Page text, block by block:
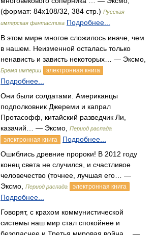
(формат: 84x108/32, 384 стр.) Русская
имперская фантастика Подробнее...
В этом мире многое сложилось иначе, чем
в нашем. Неизменной осталась только
ненависть и зависть некоторых… — Эксмо,
Бремя империи электронная книга
Подробнее...
Они были солдатами. Американцы
подполковник Джереми и капрал
Протасофф, китайский разведчик Ли,
казачий… — Эксмо,
Период распада
электронная книга
Подробнее...
Ошиблись древние пророки! В 2012 году
конец света не случился, и счастливое
человечество (точнее, лучшая его… —
Эксмо,
Период распада электронная книга
Подробнее...
Говорят, с крахом коммунистической
системы наш мир стал спокойнее и